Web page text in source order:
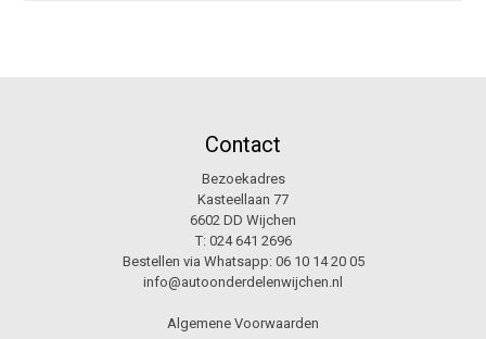
Contact
Bezoekadres
Kasteellaan 77
6602 DD Wijchen
T: 024 641 2696
Bestellen via Whatsapp: 06 10 14 20 05
info@autoonderdelenwijchen.nl
Algemene Voorwaarden